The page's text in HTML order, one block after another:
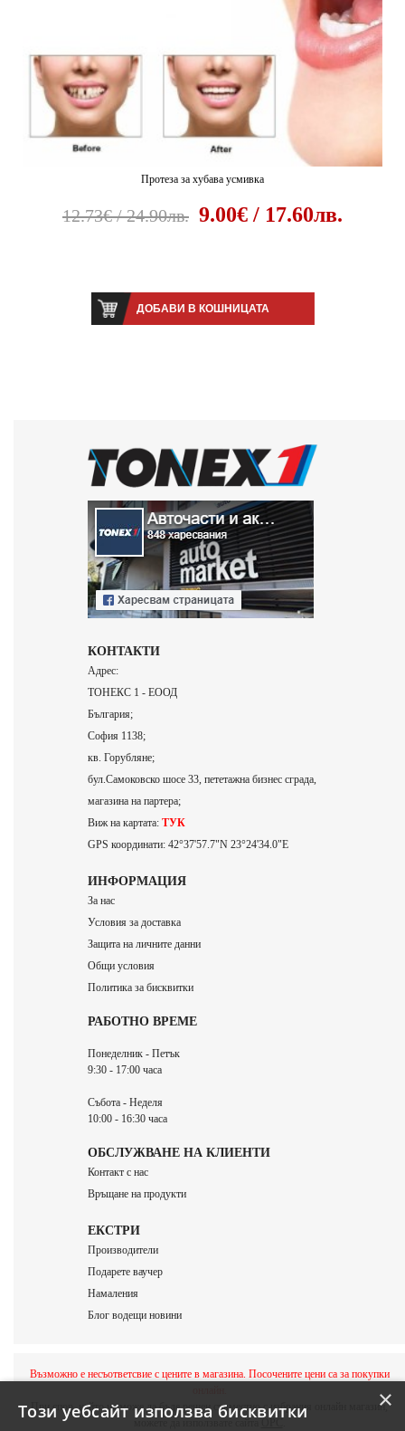
Протеза за хубава усмивка
12.73€ / 24.90лв. 9.00€ / 17.60лв.
ДОБАВИ В КОШНИЦАТА
КОНТАКТИ
Адрес:
ТОНЕКС 1 - ЕООД
България;
София 1138;
кв. Горубляне;
бул.Самоковско шосе 33, пететажна бизнес сграда,
магазина на партера;
Виж на картата: ТУК
GPS координати: 42°37'57.7"N 23°24'34.0"E
ИНФОРМАЦИЯ
За нас
Условия за доставка
Защита на личните данни
Общи условия
Политика за бисквитки
РАБОТНО ВРЕМЕ
Понеделник - Петък
9:30 - 17:00 часа
Събота - Неделя
10:00 - 16:30 часа
ОБСЛУЖВАНЕ НА КЛИЕНТИ
Контакт с нас
Връщане на продукти
ЕКСТРИ
Производители
Подарете ваучер
Намаления
Блог водещи новини
Възможно е несъответсвие с цените в магазина. Посочените цени са за покупки
При спор, който не може да бъде решен съвместно с избрания онлайн магазин,
×
Този уебсайт използва бисквитки